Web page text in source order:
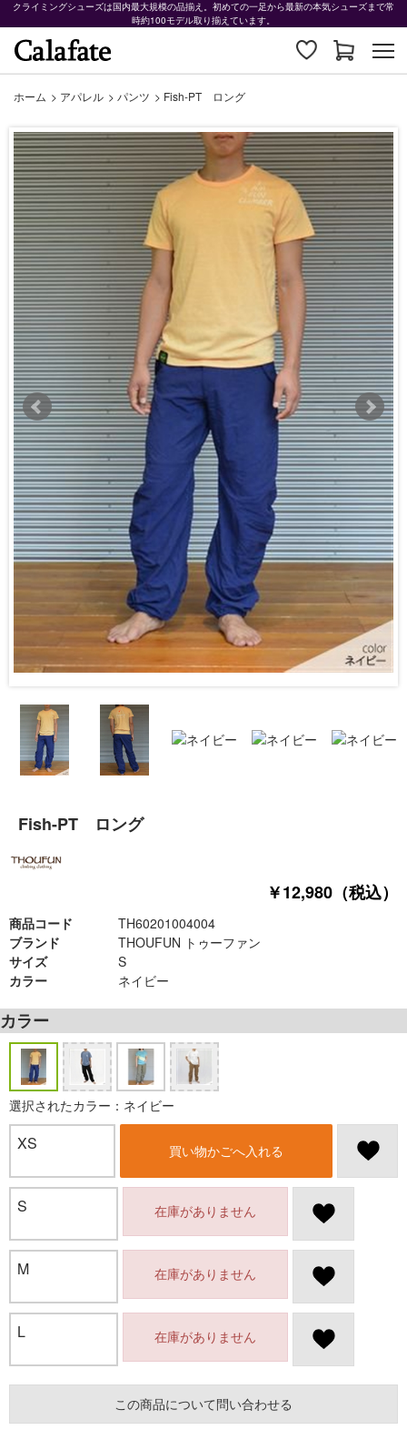
クライミングシューズは国内最大規模の品揃え。初めての一足から最新の本気シューズまで常
時約100モデル取り揃えています。
ホーム > アパレル > パンツ > Fish-PT ロング
Fish-PT ロング
￥12,980（税込）
商品コード
TH60201004004
ブランド
THOUFUN トゥーファン
サイズ
S
カラー
ネイビー
カラー
選択されたカラー：ネイビー
XS 買い物かごへ入れる
S 在庫がありません
M 在庫がありません
L 在庫がありません
この商品について問い合わせる